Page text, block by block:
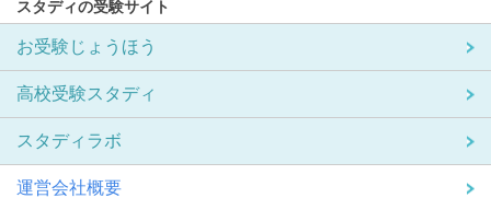
スタディの受験サイト
お受験じょうほう
高校受験スタディ
スタディラボ
運営会社概要